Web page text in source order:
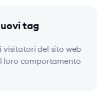
tag
visitatori del sito web
loro comportamento